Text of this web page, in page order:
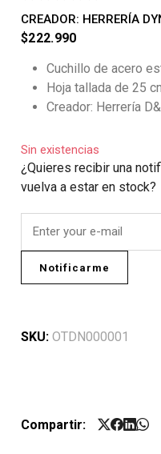
CREADOR: HERRERÍA
$222.990
Cuchillo de acero
Hoja tallada de 25
Creador: Herrería
Sin existencias
¿Quieres recibir una
vuelva a estar en stock?
Notificarme
SKU: OTDN000001
Compartir: